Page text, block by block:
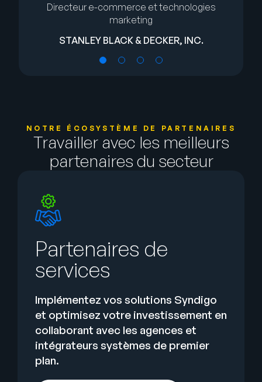
Directeur e-commerce et technologies
marketing
STANLEY BLACK & DECKER, INC.
NOTRE ÉCOSYSTÈME DE PARTENAIRES
Travailler avec les meilleurs
partenaires du secteur
Partenaires de
services
Implémentez vos solutions Syndigo
et optimisez votre investissement en
collaborant avec les agences et
intégrateurs systèmes de premier
plan.